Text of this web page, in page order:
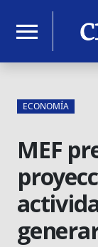
menu
ECONOMÍA
MEF